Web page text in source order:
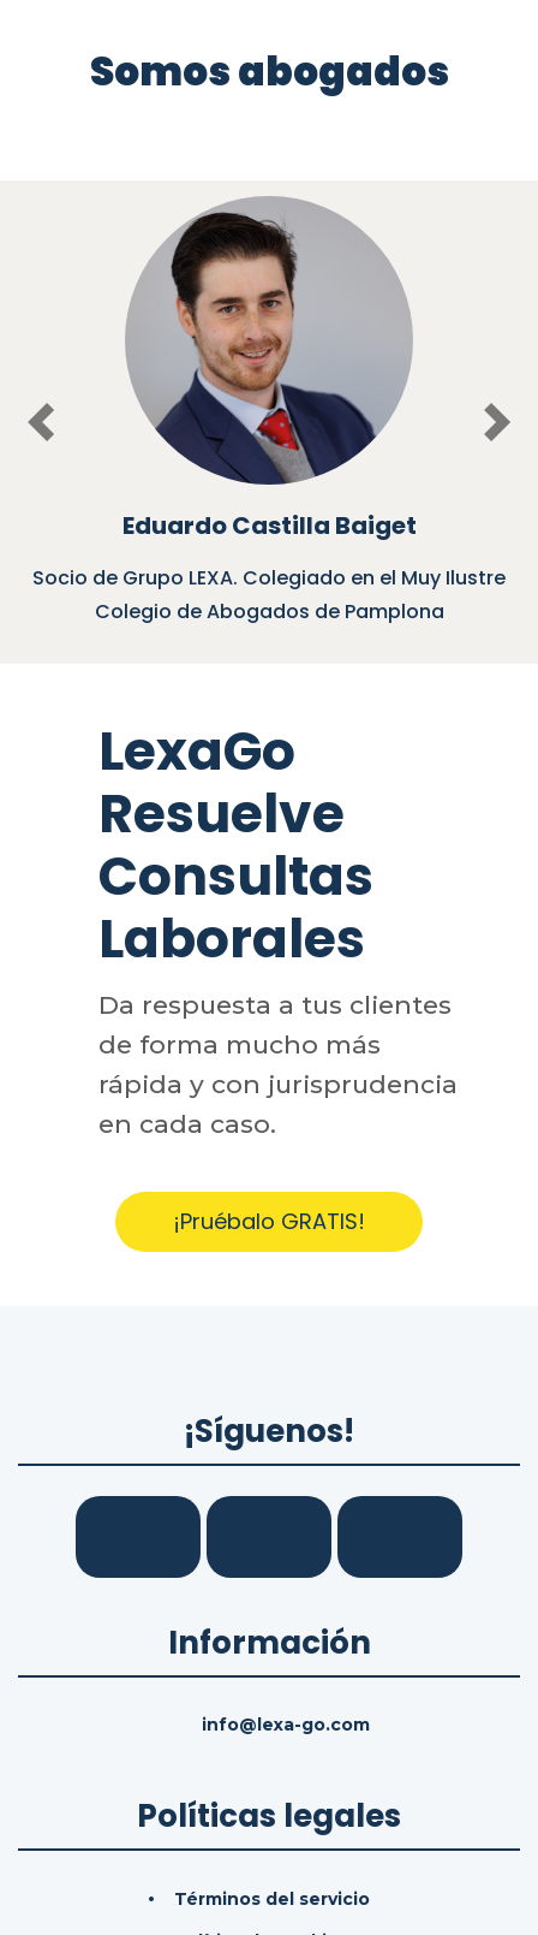
Somos abogados
Eduardo Castilla Baiget
Socio de Grupo LEXA. Colegiado en el Muy Ilustre
Colegio de Abogados de Pamplona
Previous
LexaGo
Resuelve
Consultas
Laborales
Da respuesta a tus clientes
de forma mucho más
rápida y con jurisprudencia
en cada caso.
¡Pruébalo GRATIS!
¡Síguenos!
Información
info@lexa-go.com
Políticas legales
Términos del servicio